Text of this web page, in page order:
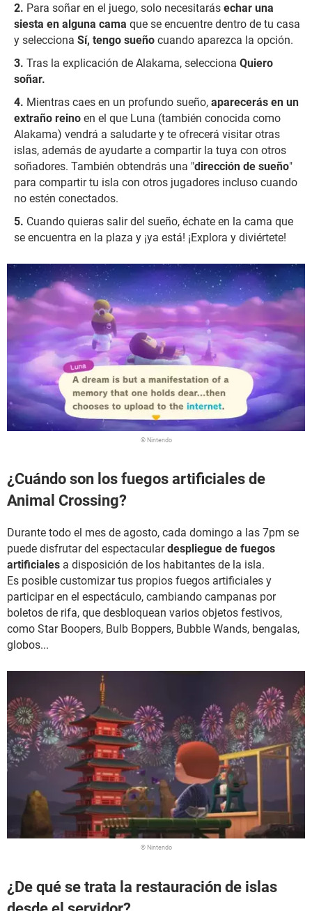
Para soñar en el juego, solo necesitarás echar una
siesta en alguna cama que se encuentre dentro de tu casa
y selecciona Sí, tengo sueño cuando aparezca la opción.
Tras la explicación de Alakama, selecciona Quiero
soñar.
Mientras caes en un profundo sueño, aparecerás en un
extraño reino en el que Luna (también conocida como
Alakama) vendrá a saludarte y te ofrecerá visitar otras
islas, además de ayudarte a compartir la tuya con otros
soñadores. También obtendrás una "dirección de sueño"
para compartir tu isla con otros jugadores incluso cuando
no estén conectados.
Cuando quieras salir del sueño, échate en la cama que
se encuentra en la plaza y ¡ya está! ¡Explora y diviértete!
© Nintendo
¿Cuándo son los fuegos artificiales de
Animal Crossing?
Durante todo el mes de agosto, cada domingo a las 7pm se
puede disfrutar del espectaculardespliegue de fuegos
artificiales a disposición de los habitantes de la isla.
Es posible customizar tus propios fuegos artificiales y
participar en el espectáculo, cambiando campanas por
boletos de rifa, que desbloquean varios objetos festivos,
como Star Boopers, Bulb Boppers, Bubble Wands, bengalas,
globos...
© Nintendo
¿De qué se trata la restauración de islas